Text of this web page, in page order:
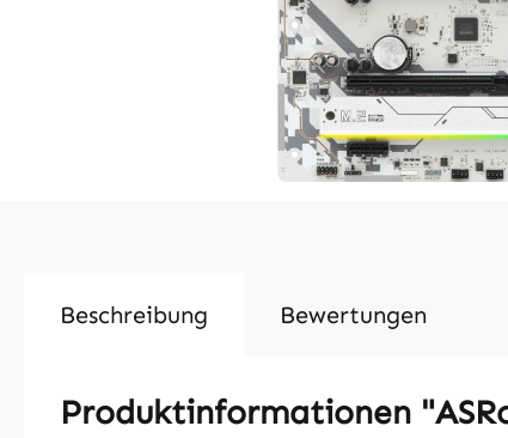
Beschreibung Bewertungen
Produktinformationen